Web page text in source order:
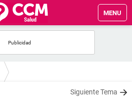
MENU
Siguiente Tema